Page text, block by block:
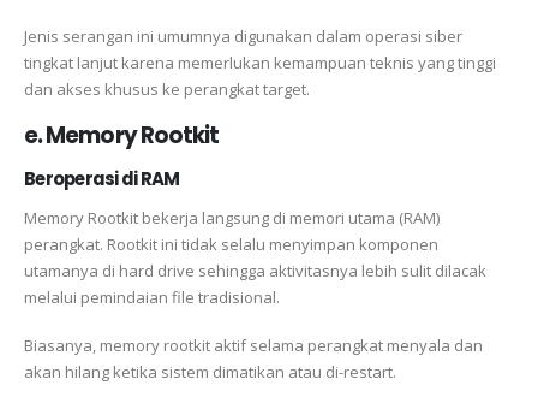
Jenis serangan ini umumnya digunakan dalam operasi siber
tingkat lanjut karena memerlukan kemampuan teknis yang tinggi
dan akses khusus ke perangkat target.
e. Memory Rootkit
Beroperasi di RAM
Memory Rootkit bekerja langsung di memori utama (RAM)
perangkat. Rootkit ini tidak selalu menyimpan komponen
utamanya di hard drive sehingga aktivitasnya lebih sulit dilacak
melalui pemindaian file tradisional.
Biasanya, memory rootkit aktif selama perangkat menyala dan
akan hilang ketika sistem dimatikan atau di-restart.